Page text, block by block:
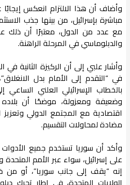
وأضاف أن هذا الالتزام انعكس
مباشرة بإسرائيل، من بينها جذب
مع عدد من الدول، معتبرًا أن ذلك
والدبلوماسي في المرحلة الراهنة.
وأشار علبي إلى أن الركيزة الثانية في
في “التقدم إلى الأمام بدل
بالخطاب الإسرائيلي العلني
وضعيفة ومعزولة، موضحًا أن
اقتصادية مع المجتمع الدولي
مضادة لمحاولات التقسيم.
وأكد أن سوريا تستخدم جميع
على إسرائيل، سواء عبر الأمم
إنه “يقف إلى جانب سوريا”، أو من